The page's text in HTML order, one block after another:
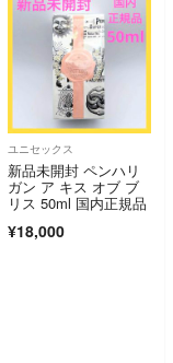
ユニセックス
新品未開封 ペンハリ
ガン ア キス オブ ブ
リス 50ml 国内正規品
¥18,000